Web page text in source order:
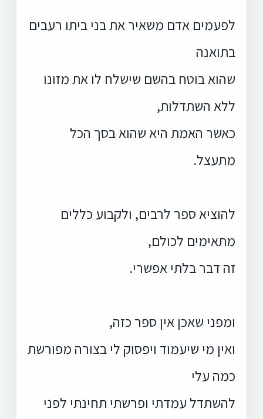
לפעמים אדם משאיר את בני ביתו רעבים
בתואנה
שהוא בוטח בהשם שישלח לו את מזונו
ללא השתדלות,
כאשר האמת היא שהוא בסך הכל
מתעצל.
להוציא ספר לרבים, ולקבוע כללים
מתאימים לכולם,
זה דבר בלתי אפשרי.
ומפני שאכן אין ספר כזה,
ואין מי שיעמוד ויפסוק לי בצורה מפורשת
כמה עלי
להשתדל עמדתי ופרשתי תחינתי לפני